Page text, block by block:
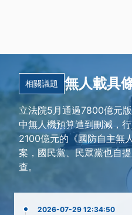
相關議題 無人載具
立法院5月通過7800億元
中無人機預算遭到刪減，
2100億元的《國防自主無
案，國民黨、民眾黨也自
查。
2026-07-29 12:34:50